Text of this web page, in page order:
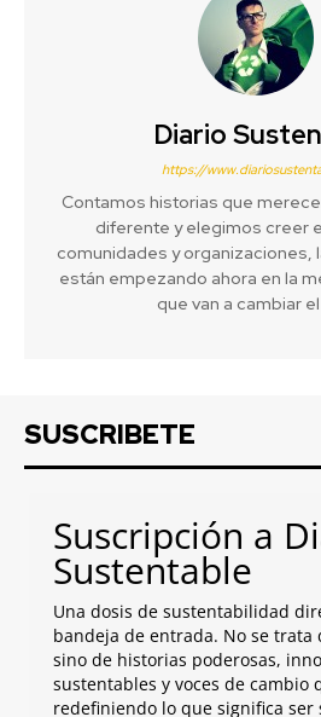
Diario
https://
Contamos historias que
diferente y elegimos creer
comunidades y organizaciones,
están empezando ahora en la
que van a cambiar
SUSCRIBETE
Suscripción a
Sustentable
Una dosis de sustentabilidad
bandeja de entrada. No se trata
sino de historias poderosas,
sustentables y voces de cambio
redefiniendo lo que significa ser